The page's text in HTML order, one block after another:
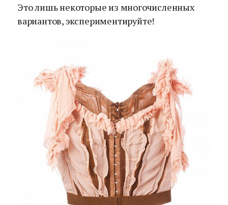
Это лишь некоторые из многочисленных
вариантов, экспериментируйте!